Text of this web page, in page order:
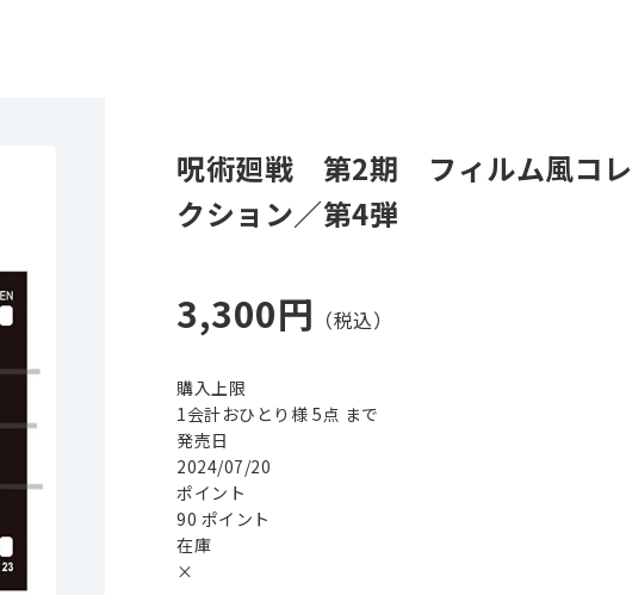
呪術廻戦 第2期 フィルム風コレ
クション／第4弾
3,300円
購入上限
1会計おひとり様 5点 まで
発売日
2024/07/20
ポイント
90 ポイント
在庫
×